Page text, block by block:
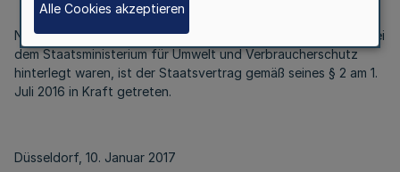
Nachdem im Laufe des Juni 2016 alle Ratifikationsurkunden bei
dem Staatsministerium für Umwelt und Verbraucherschutz
hinterlegt waren, ist der Staatsvertrag gemäß seines § 2 am 1.
Juli 2016 in Kraft getreten.
Düsseldorf, 10. Januar 2017
Alle Cookies akzeptieren